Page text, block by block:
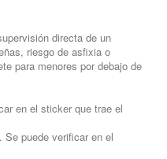
directa de un
riesgo de asfixia o
para menores por debajo de
en el sticker que trae el
Se puede verificar en el